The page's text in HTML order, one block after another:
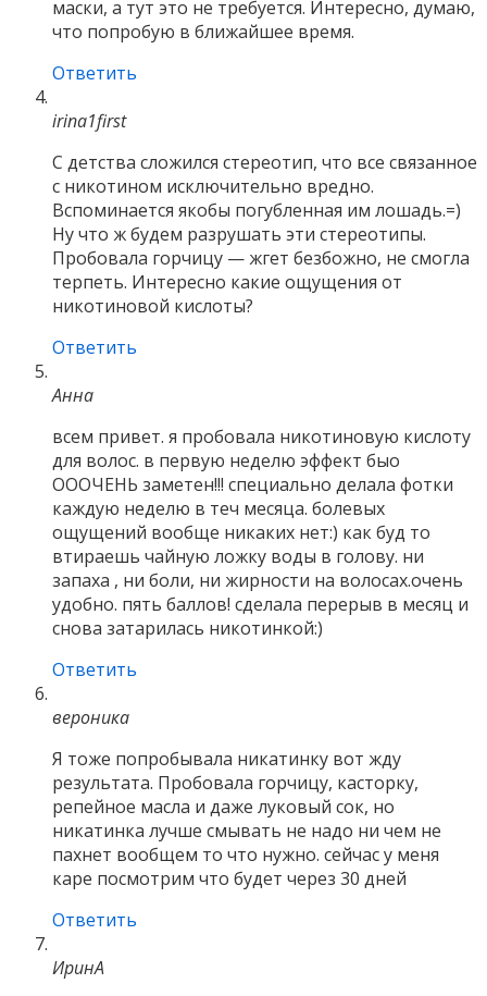
маски, а тут это не требуется. Интересно, думаю,
что попробую в ближайшее время.
Ответить
irina1first
С детства сложился стереотип, что все связанное
с никотином исключительно вредно.
Вспоминается якобы погубленная им лошадь.=)
Ну что ж будем разрушать эти стереотипы.
Пробовала горчицу — жгет безбожно, не смогла
терпеть. Интересно какие ощущения от
никотиновой кислоты?
Ответить
Анна
всем привет. я пробовала никотиновую кислоту
для волос. в первую неделю эффект быо
ОООЧЕНЬ заметен!!! специально делала фотки
каждую неделю в теч месяца. болевых
ощущений вообще никаких нет:) как буд то
втираешь чайную ложку воды в голову. ни
запаха , ни боли, ни жирности на волосах.очень
удобно. пять баллов! сделала перерыв в месяц и
снова затарилась никотинкой:)
Ответить
вероника
Я тоже попробывала никатинку вот жду
результата. Пробовала горчицу, касторку,
репейное масла и даже луковый сок, но
никатинка лучше смывать не надо ни чем не
пахнет вообщем то что нужно. сейчас у меня
каре посмотрим что будет через 30 дней
Ответить
ИринА